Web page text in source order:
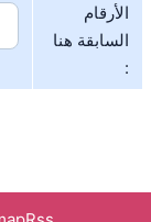
الأرقام
السابقة هنا